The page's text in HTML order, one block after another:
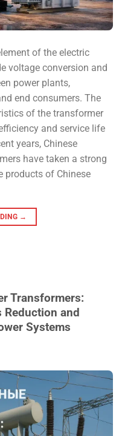
of the electric
voltage conversion and
power plants,
end consumers. The
of the transformer
and service life
years, Chinese
have taken a strong
products of Chinese
→
Transformers:
and
Systems